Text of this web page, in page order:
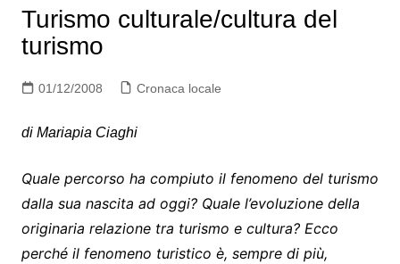
Turismo culturale/cultura del
turismo
01/12/2008 Cronaca locale
di Mariapia Ciaghi
Quale percorso ha compiuto il fenomeno del turismo
dalla sua nascita ad oggi? Quale l’evoluzione della
originaria relazione tra turismo e cultura? Ecco
perché il fenomeno turistico è, sempre di più,